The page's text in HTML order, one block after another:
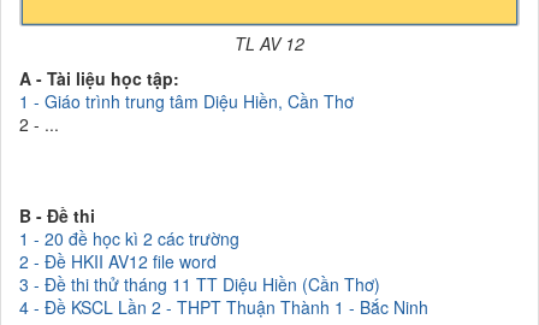
TL AV 12
A - Tài liệu học tập:
1 - Giáo trình trung tâm Diệu Hiền, Cần Thơ
2 - ...
B - Đề thi
1 - 20 đề học kì 2 các trường
2 - Đề HKII AV12 file word
3 - Đề thi thử tháng 11 TT Diệu Hiền (Cần Thơ)
4 - Đề KSCL Lần 2 - THPT Thuận Thành 1 - Bắc Ninh